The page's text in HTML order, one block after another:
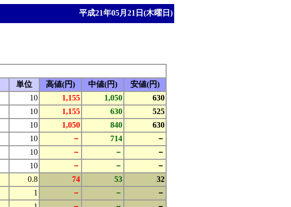
平成21年05月21日(木曜日)
単位 高値(円) 中値(円) 安値(円)
10 1,155 1,050
630
10 1,155 630
525
10 1,050 840 630
10 － 714
－
10 － －
－
10 － － －
0.8 74 53
32
1 － －
－